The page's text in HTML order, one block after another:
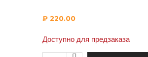
₽ 220.00
Доступно для предзаказа